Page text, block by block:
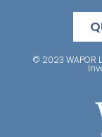
© 2023